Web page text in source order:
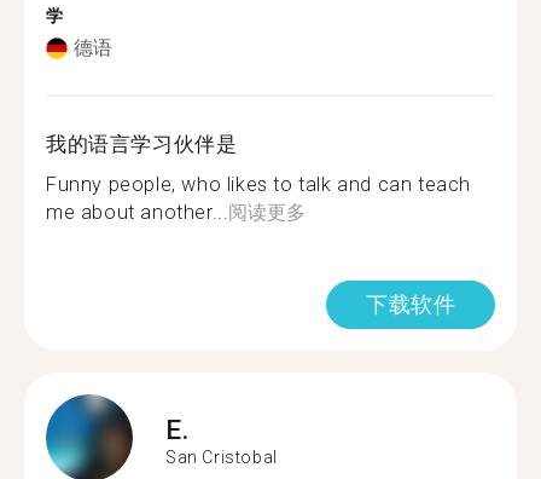
学
德语
我的语言学习伙伴是
Funny people, who likes to talk and can teach
me about another...阅读更多
下载软件
E.
San Cristobal